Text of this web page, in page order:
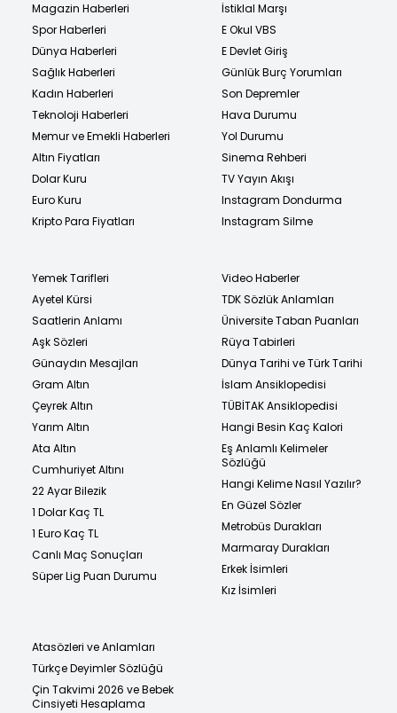
Magazin Haberleri
Spor Haberleri
Dünya Haberleri
Sağlık Haberleri
Kadın Haberleri
Teknoloji Haberleri
Memur ve Emekli Haberleri
Altın Fiyatları
Dolar Kuru
Euro Kuru
Kripto Para Fiyatları
İstiklal Marşı
E Okul VBS
E Devlet Giriş
Günlük Burç Yorumları
Son Depremler
Hava Durumu
Yol Durumu
Sinema Rehberi
TV Yayın Akışı
Instagram Dondurma
Instagram Silme
Yemek Tarifleri
Ayetel Kürsi
Saatlerin Anlamı
Aşk Sözleri
Günaydın Mesajları
Gram Altın
Çeyrek Altın
Yarım Altın
Ata Altın
Cumhuriyet Altını
22 Ayar Bilezik
1 Dolar Kaç TL
1 Euro Kaç TL
Canlı Maç Sonuçları
Süper Lig Puan Durumu
Video Haberler
TDK Sözlük Anlamları
Üniversite Taban Puanları
Rüya Tabirleri
Dünya Tarihi ve Türk Tarihi
İslam Ansiklopedisi
TÜBİTAK Ansiklopedisi
Hangi Besin Kaç Kalori
Eş Anlamlı Kelimeler
Sözlüğü
Hangi Kelime Nasıl Yazılır?
En Güzel Sözler
Metrobüs Durakları
Marmaray Durakları
Erkek İsimleri
Kız İsimleri
Atasözleri ve Anlamları
Türkçe Deyimler Sözlüğü
Çin Takvimi 2026 ve Bebek
Cinsiyeti Hesaplama